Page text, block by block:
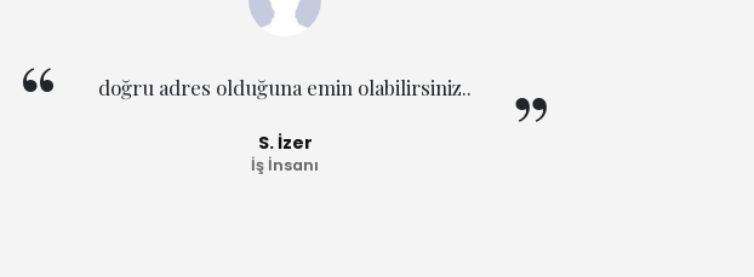
doğru adres olduğuna emin olabilirsiniz..
S. İzer
İş İnsanı